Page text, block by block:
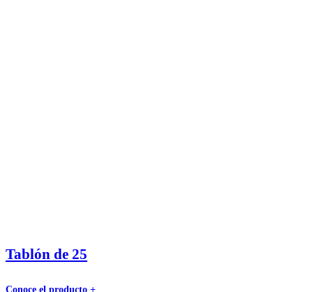
Tablón de 25
Conoce el producto +